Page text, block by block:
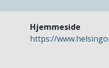
Hjemmeside
https://